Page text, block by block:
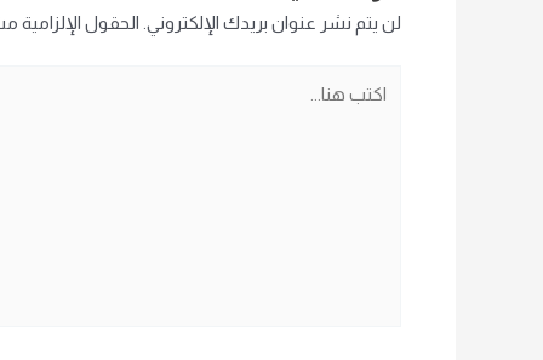
لن يتم نشر عنوان بريدك الإلكتروني. الحقول الإلزامية
هنا...